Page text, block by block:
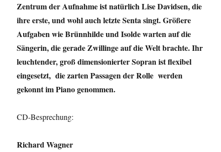
a
c
e
o
o
X
Zentrum der Aufnahme ist natürlich Lise Davidsen, die
ihre erste, und wohl auch letzte Senta singt. Größere
Aufgaben wie Brünnhilde und Isolde warten auf die
Sängerin, die gerade Zwillinge auf die Welt brachte. Ihr
leuchtender, groß dimensionierter Sopran ist flexibel
eingesetzt, die zarten Passagen der Rolle werden
gekonnt im Piano genommen.
CD-Besprechung:
Richard Wagner